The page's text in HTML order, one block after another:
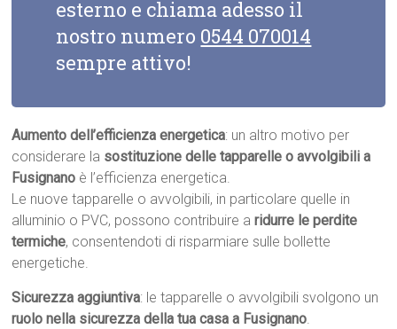
esterno e chiama adesso il
nostro numero 0544 070014
sempre attivo!
Aumento dell’efficienza energetica: un altro motivo per
considerare la sostituzione delle tapparelle o avvolgibili a
Fusignano è l’efficienza energetica.
Le nuove tapparelle o avvolgibili, in particolare quelle in
alluminio o PVC, possono contribuire aridurre le perdite
termiche, consentendoti di risparmiare sulle bollette
energetiche.
Sicurezza aggiuntiva: le tapparelle o avvolgibili svolgono un
ruolo nella sicurezza della tua casa a Fusignano.